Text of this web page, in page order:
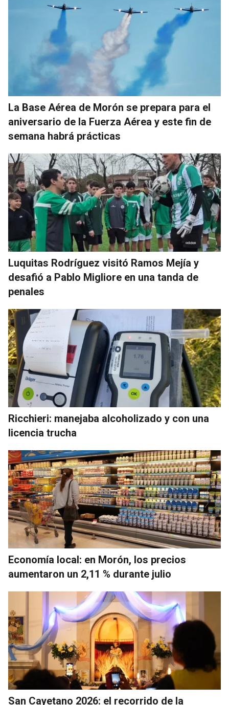
La Base Aérea de Morón se prepara para el
aniversario de la Fuerza Aérea y este fin de
semana habrá prácticas
Luquitas Rodríguez visitó Ramos Mejía y
desafió a Pablo Migliore en una tanda de
penales
Ricchieri: manejaba alcoholizado y con una
licencia trucha
Economía local: en Morón, los precios
aumentaron un 2,11 % durante julio
San Cayetano 2026: el recorrido de la